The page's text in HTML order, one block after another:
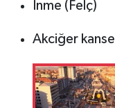
İnme (Felç)
Akciğer